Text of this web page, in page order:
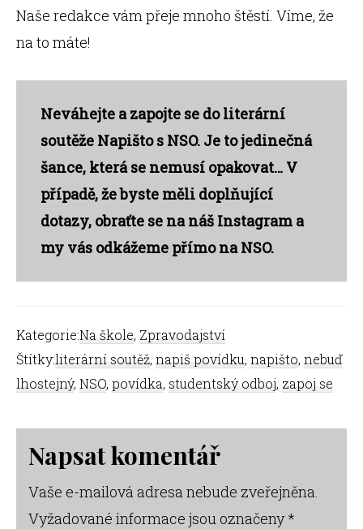
Naše redakce vám přeje mnoho štěstí. Víme, že
na to máte!
Neváhejte a zapojte se do literární
soutěže Napišto s NSO. Je to jedinečná
šance, která se nemusí opakovat… V
případě, že byste měli doplňující
dotazy, obraťte se na náš Instagram a
my vás odkážeme přímo na NSO.
Kategorie:Na škole, Zpravodajství
Štítky:literární soutěž, napiš povídku, napišto, nebuď
lhostejný, NSO, povídka, studentský odboj, zapoj se
Reader
Interactions
Napsat komentář
Vaše e-mailová adresa nebude zveřejněna.
Vyžadované informace jsou označeny*